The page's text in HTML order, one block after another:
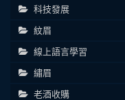
科技發展
紋眉
線上語言學習
繡眉
老酒收購